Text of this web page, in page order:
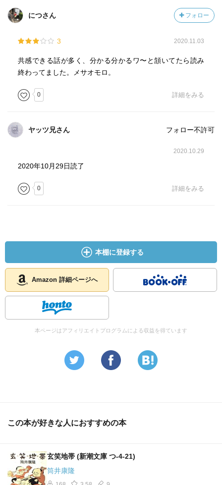
につさん フォロー
3 2020.11.03
共感できる話が多く、分かる分かるワ〜と頷いてたら読み
終わってました。メサオモロ。
0 詳細をみる
ヤッツ兄さん フォロー不許可
2020.10.29
2020年10月29日読了
0 詳細をみる
本棚に登録する
Amazon 詳細ページへ
本ページはアフィリエイトプログラムによる収益を得ています
この本が好きな人におすすめの本
玄笑地帯 (新潮文庫 つ-4-21)
筒井康隆